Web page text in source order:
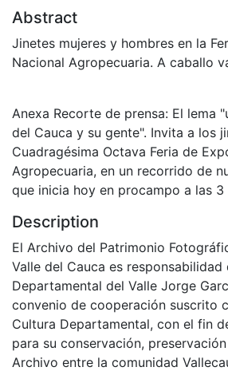
Abstract
Jinetes mujeres y hombres en la
Nacional Agropecuaria. A caballo
Anexa Recorte de prensa: El lema
del Cauca y su gente". Invita a los
Cuadragésima Octava Feria de
Agropecuaria, en un recorrido de
que inicia hoy en procampo a las
Description
El Archivo del Patrimonio
Valle del Cauca es
Departamental del Valle Jorge
convenio de cooperación suscrito
Cultura Departamental, con el fin
para su conservación,
Archivo entre la comunidad